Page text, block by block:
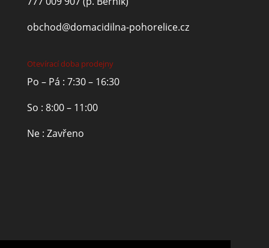
obchod@domacidilna-pohorelice.cz
Otevírací doba prodejny
Po – Pá : 7:30 – 16:30
So : 8:00 – 11:00
Ne : Zavřeno